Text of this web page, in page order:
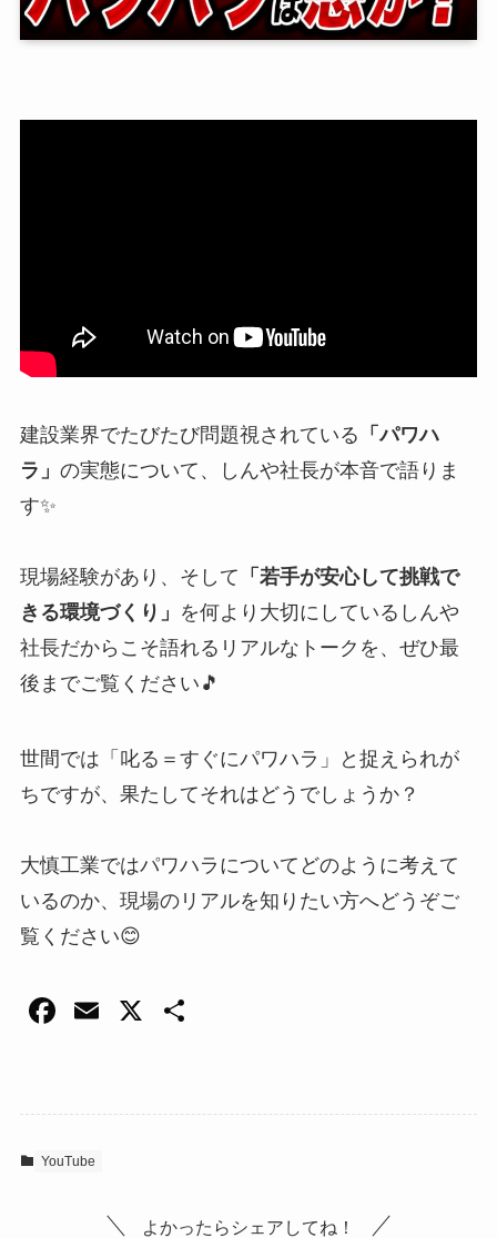
建設業界でたびたび問題視されている 「パワハ
ラ」 の実態について、しんや社長が本音で語りま
す✨
現場経験があり、そして 「若手が安心して挑戦で
きる環境づくり」 を何より大切にしているしんや
社長だからこそ語れるリアルなトークを、ぜひ最
後までご覧ください🎵
世間では「叱る＝すぐにパワハラ」と捉えられが
ちですが、果たしてそれはどうでしょうか？
大慎工業ではパワハラについてどのように考えて
いるのか、現場のリアルを知りたい方へどうぞご
覧ください😊
F
e
b
E
X
YouTube
よかったらシェアしてね！